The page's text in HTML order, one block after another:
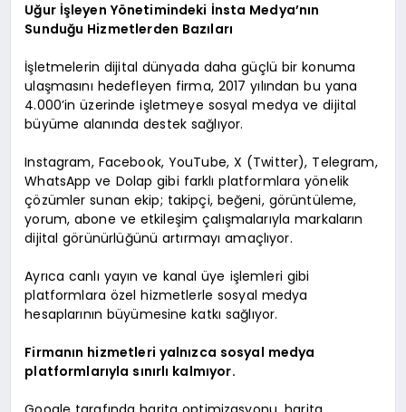
Uğur İşleyen Yönetimindeki İnsta Medya’nın
Sunduğu Hizmetlerden Bazıları
İşletmelerin dijital dünyada daha güçlü bir konuma
ulaşmasını hedefleyen firma, 2017 yılından bu yana
4.000’in üzerinde işletmeye sosyal medya ve dijital
büyüme alanında destek sağlıyor.
Instagram, Facebook, YouTube, X (Twitter), Telegram,
WhatsApp ve Dolap gibi farklı platformlara yönelik
çözümler sunan ekip; takipçi, beğeni, görüntüleme,
yorum, abone ve etkileşim çalışmalarıyla markaların
dijital görünürlüğünü artırmayı amaçlıyor.
Ayrıca canlı yayın ve kanal üye işlemleri gibi
platformlara özel hizmetlerle sosyal medya
hesaplarının büyümesine katkı sağlıyor.
Firmanın hizmetleri yalnızca sosyal medya
platformlarıyla sınırlı kalmıyor.